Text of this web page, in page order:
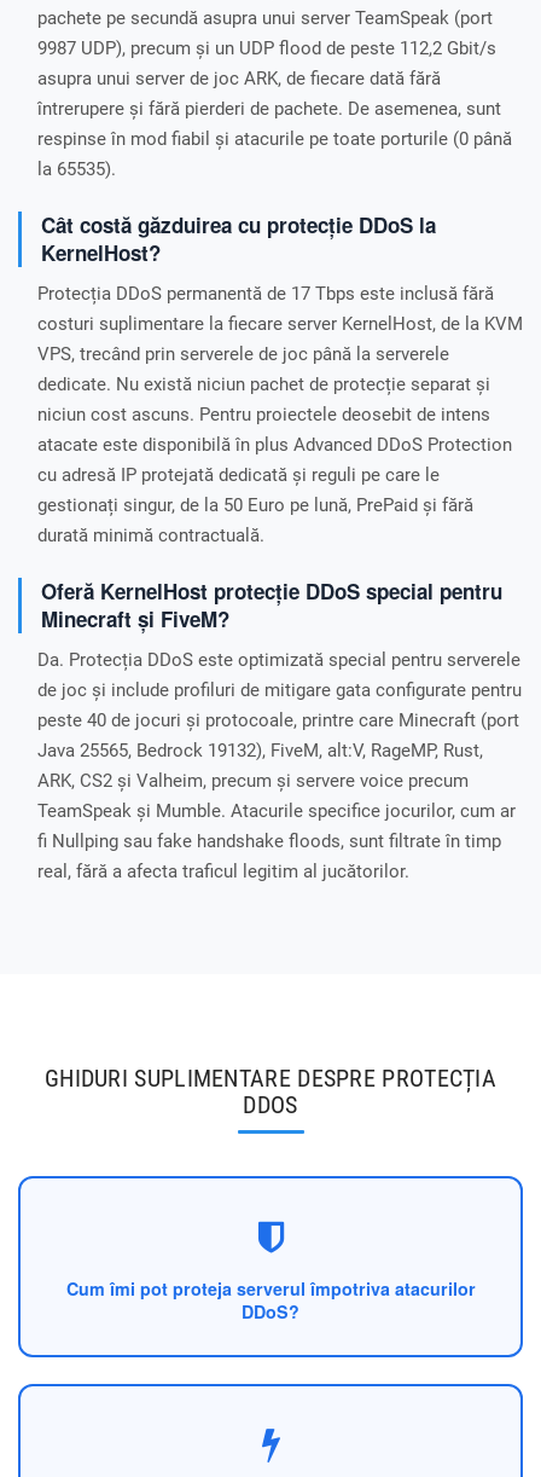
pachete pe secundă asupra unui server TeamSpeak (port
9987 UDP), precum și un UDP flood de peste 112,2 Gbit/s
asupra unui server de joc ARK, de fiecare dată fără
întrerupere și fără pierderi de pachete. De asemenea, sunt
respinse în mod fiabil și atacurile pe toate porturile (0 până
la 65535).
Cât costă găzduirea cu protecție DDoS la
KernelHost?
Protecția DDoS permanentă de 17 Tbps este inclusă fără
costuri suplimentare la fiecare server KernelHost, de la KVM
VPS, trecând prin serverele de joc până la serverele
dedicate. Nu există niciun pachet de protecție separat și
niciun cost ascuns. Pentru proiectele deosebit de intens
atacate este disponibilă în plus Advanced DDoS Protection
cu adresă IP protejată dedicată și reguli pe care le
gestionați singur, de la 50 Euro pe lună, PrePaid și fără
durată minimă contractuală.
Oferă KernelHost protecție DDoS special pentru
Minecraft și FiveM?
Da. Protecția DDoS este optimizată special pentru serverele
de joc și include profiluri de mitigare gata configurate pentru
peste 40 de jocuri și protocoale, printre care Minecraft (port
Java 25565, Bedrock 19132), FiveM, alt:V, RageMP, Rust,
ARK, CS2 și Valheim, precum și servere voice precum
TeamSpeak și Mumble. Atacurile specifice jocurilor, cum ar
fi Nullping sau fake handshake floods, sunt filtrate în timp
real, fără a afecta traficul legitim al jucătorilor.
GHIDURI SUPLIMENTARE DESPRE PROTECȚIA
DDOS
Cum îmi pot proteja serverul împotriva atacurilor
DDoS?